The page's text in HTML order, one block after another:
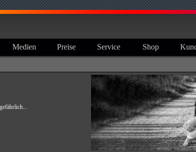
Menü überspringen
▼
Medien Preise ▼
Service ▼
Shop